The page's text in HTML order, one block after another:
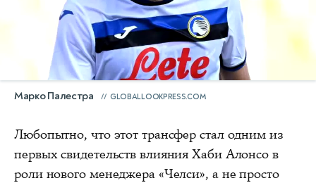
Марко Палестра GLOBALLOOKPRESS.COM
Любопытно, что этот трансфер стал одним из
первых свидетельств влияния Хаби Алонсо в
роли нового менеджера «Челси», а не просто